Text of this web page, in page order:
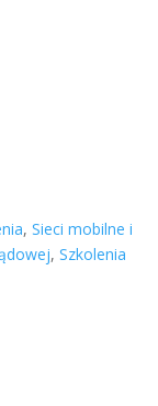
, Sieci mobilne i
, Szkolenia